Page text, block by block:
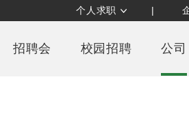
个人求职 |
招聘会 校园招聘 公司